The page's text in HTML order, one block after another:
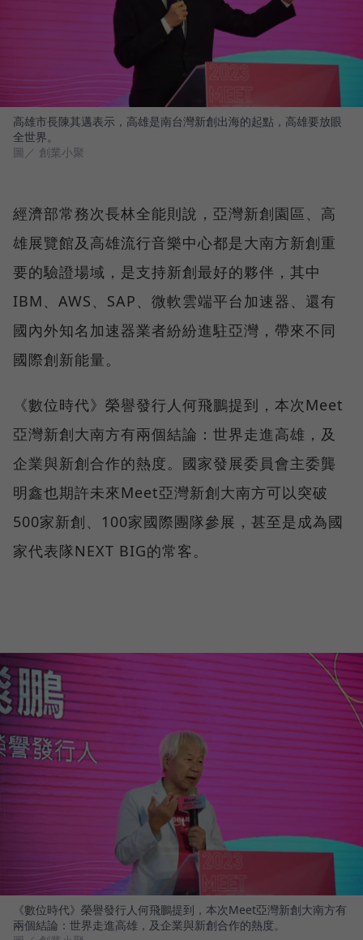
高雄市長陳其邁表示，高雄是南台灣新創出海的起點，高雄要放眼
全世界。
圖／ 創業小聚
經濟部常務次長林全能則說，亞灣新創園區、高
雄展覽館及高雄流行音樂中心都是大南方新創重
要的驗證場域，是支持新創最好的夥伴，其中
IBM、AWS、SAP、微軟雲端平台加速器、還有
國內外知名加速器業者紛紛進駐亞灣，帶來不同
國際創新能量。
《數位時代》榮譽發行人何飛鵬提到，本次Meet
亞灣新創大南方有兩個結論：世界走進高雄，及
企業與新創合作的熱度。國家發展委員會主委龔
明鑫也期許未來Meet亞灣新創大南方可以突破
500家新創、100家國際團隊參展，甚至是成為國
家代表隊NEXT BIG的常客。
《數位時代》榮譽發行人何飛鵬提到，本次Meet亞灣新創大南方有
兩個結論：世界走進高雄，及企業與新創合作的熱度。